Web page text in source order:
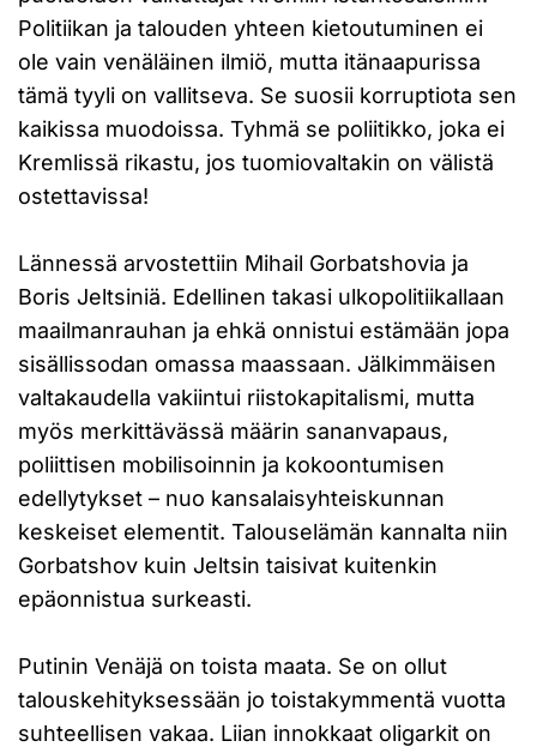
Politiikan ja talouden yhteen kietoutuminen ei
ole vain venäläinen ilmiö, mutta itänaapurissa
tämä tyyli on vallitseva. Se suosii korruptiota sen
kaikissa muodoissa. Tyhmä se poliitikko, joka ei
Kremlissä rikastu, jos tuomiovaltakin on välistä
ostettavissa!
Lännessä arvostettiin Mihail Gorbatshovia ja
Boris Jeltsiniä. Edellinen takasi ulkopolitiikallaan
maailmanrauhan ja ehkä onnistui estämään jopa
sisällissodan omassa maassaan. Jälkimmäisen
valtakaudella vakiintui riistokapitalismi, mutta
myös merkittävässä määrin sananvapaus,
poliittisen mobilisoinnin ja kokoontumisen
edellytykset – nuo kansalaisyhteiskunnan
keskeiset elementit. Talouselämän kannalta niin
Gorbatshov kuin Jeltsin taisivat kuitenkin
epäonnistua surkeasti.
Putinin Venäjä on toista maata. Se on ollut
talouskehityksessään jo toistakymmentä vuotta
suhteellisen vakaa. Liian innokkaat oligarkit on